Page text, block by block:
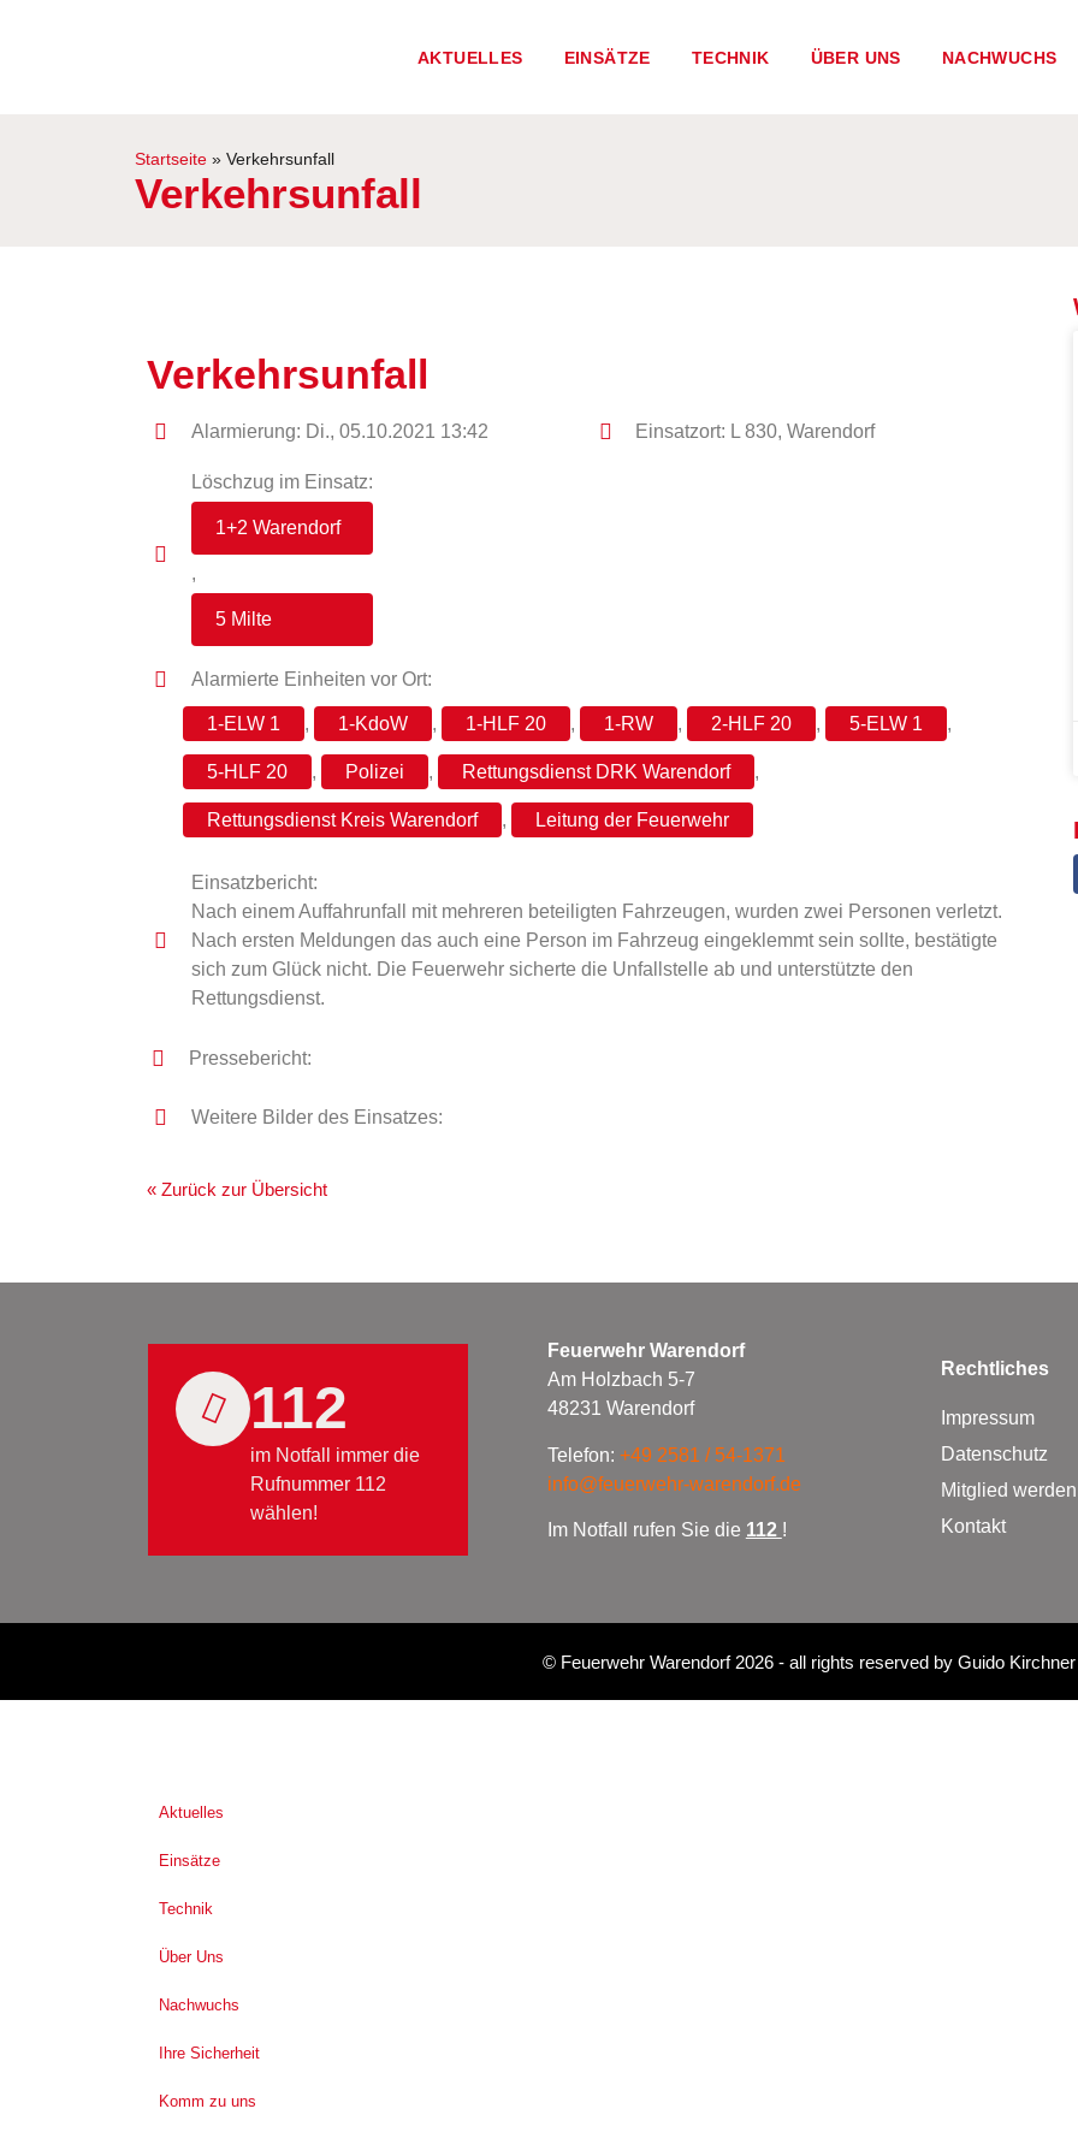
AKTUELLES EINSÄTZE TECHNIK ÜBER UNS NACHWUCHS
Startseite » Verkehrsunfall
Verkehrsunfall
Verkehrsunfall
Alarmierung: Di., 05.10.2021 13:42 Einsatzort: L 830, Warendorf
Löschzug im Einsatz:
1+2 Warendorf
,
5 Milte
Alarmierte Einheiten vor Ort:
1-ELW 1 , 1-KdoW , 1-HLF 20 , 1-RW , 2-HLF 20 , 5-ELW 1 ,
5-HLF 20 , Polizei , Rettungsdienst DRK Warendorf ,
Rettungsdienst Kreis Warendorf , Leitung der Feuerwehr
Einsatzbericht:
Nach einem Auffahrunfall mit mehreren beteiligten Fahrzeugen, wurden zwei Personen verletzt.
Nach ersten Meldungen das auch eine Person im Fahrzeug eingeklemmt sein sollte, bestätigte
sich zum Glück nicht. Die Feuerwehr sicherte die Unfallstelle ab und unterstützte den
Rettungsdienst.
Pressebericht:
Weitere Bilder des Einsatzes:
« Zurück zur Übersicht
112
im Notfall immer die
Rufnummer 112
wählen!
Feuerwehr Warendorf
Am Holzbach 5-7
48231 Warendorf
Telefon: +49 2581 / 54-1371
info@feuerwehr-warendorf.de
Im Notfall rufen Sie die 112 !
Rechtliches
Impressum
Datenschutz
Mitglied
Kontakt
© Feuerwehr Warendorf 2026- all rights reserved by Guido Kirchner
Aktuelles
Einsätze
Technik
Über Uns
Nachwuchs
Ihre Sicherheit
Komm zu uns